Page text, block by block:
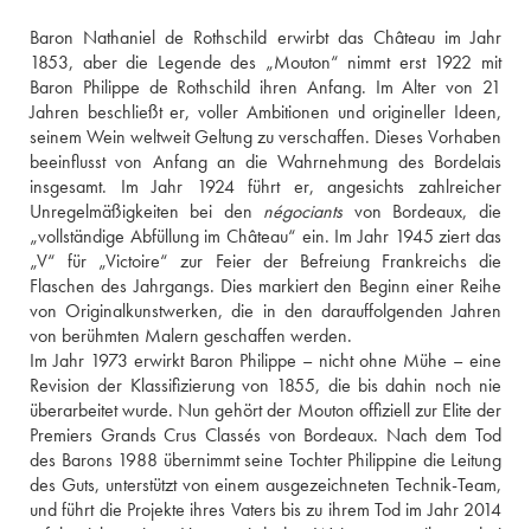
Baron Nathaniel de Rothschild erwirbt das Château im Jahr
1853, aber die Legende des „Mouton“ nimmt erst 1922 mit
Baron Philippe de Rothschild ihren Anfang. Im Alter von 21
Jahren beschließt er, voller Ambitionen und origineller Ideen,
seinem Wein weltweit Geltung zu verschaffen. Dieses Vorhaben
beeinflusst von Anfang an die Wahrnehmung des Bordelais
insgesamt. Im Jahr 1924 führt er, angesichts zahlreicher
Unregelmäßigkeiten bei den négociants von Bordeaux, die
„vollständige Abfüllung im Château“ ein. Im Jahr 1945 ziert das
„V“ für „Victoire“ zur Feier der Befreiung Frankreichs die
Flaschen des Jahrgangs. Dies markiert den Beginn einer Reihe
von Originalkunstwerken, die in den darauffolgenden Jahren
von berühmten Malern geschaffen werden.
Im Jahr 1973 erwirkt Baron Philippe – nicht ohne Mühe – eine
Revision der Klassifizierung von 1855, die bis dahin noch nie
überarbeitet wurde. Nun gehört der Mouton offiziell zur Elite der
Premiers Grands Crus Classés von Bordeaux. Nach dem Tod
des Barons 1988 übernimmt seine Tochter Philippine die Leitung
des Guts, unterstützt von einem ausgezeichneten Technik-Team,
und führt die Projekte ihres Vaters bis zu ihrem Tod im Jahr 2014